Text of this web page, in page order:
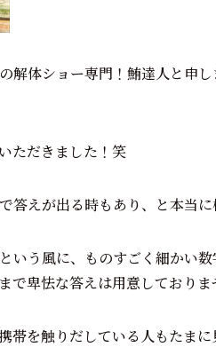
解体ショー専門！鮪達人と申
ただきました！笑
答えが出る時もあり、と本当
いう風に、ものすごく細かい
で卑怯な答えは用意しており
帯を触りだしている人もたま